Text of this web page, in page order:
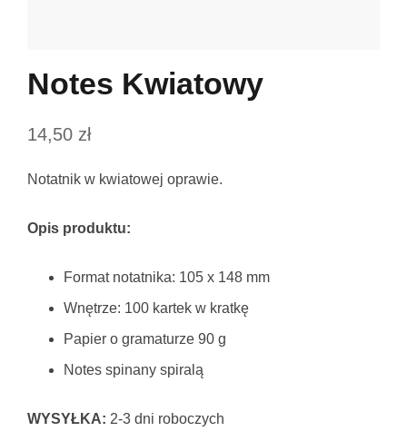
Notes Kwiatowy
14,50 zł
Notatnik w kwiatowej oprawie.
Opis produktu:
Format notatnika: 105 x 148 mm
Wnętrze: 100 kartek w kratkę
Papier o gramaturze 90 g
Notes spinany spiralą
WYSYŁKA: 2-3 dni roboczych